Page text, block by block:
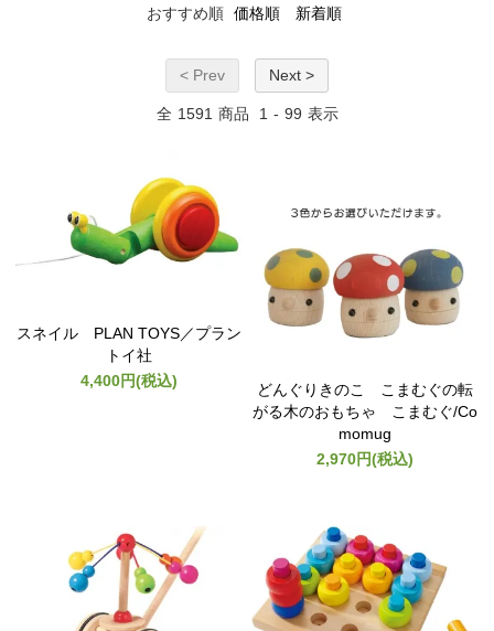
おすすめ順 価格順 新着順
< Prev Next >
全 1591 商品 1 - 99 表示
スネイル PLAN TOYS／プラン
トイ社
4,400円(税込)
どんぐりきのこ こまむぐの転
がる木のおもちゃ こまむぐ/Co
momug
2,970円(税込)